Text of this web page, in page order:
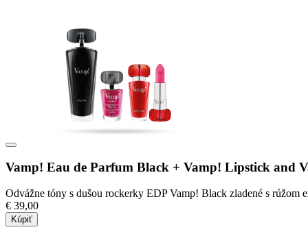
Vamp! Eau de Parfum Black + Vamp! Lipstick and
Odvážne tóny s dušou rockerky EDP Vamp! Black zladené s rúžom
€ 39,00
Kúpiť